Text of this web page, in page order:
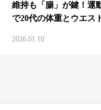
維持も「腸」が鍵！運
で20代の体重とウエス
2026.01.10